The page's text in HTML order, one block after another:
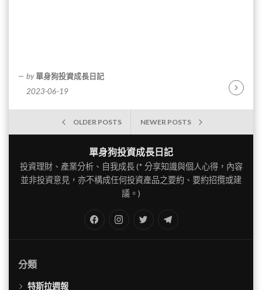
by 單身狗投資成長日記
2023-06-19
導
覽
OLDER POSTS NEWER POSTS
單身狗投資成長日記
投資理財、產業分析、自我成長 (* 分享知識與個人心得，內容
並非投資意見，亦不構成任何投資產品之要約、要約招攬或建
議。)
Twitter
分類
特斯拉週報